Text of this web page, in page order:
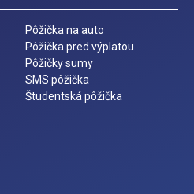
Pôžička na auto
Pôžička pred výplatou
Pôžičky sumy
SMS pôžička
Študentská pôžička